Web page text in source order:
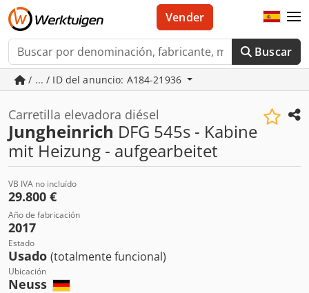
Buscar
Vender
/ ... / ID del anuncio: A184-21936
Carretilla elevadora diésel
Jungheinrich DFG 545s - Kabine
mit Heizung - aufgearbeitet
VB IVA no incluído
29.800 €
Año de fabricación
2017
Estado
Usado (totalmente funcional)
Ubicación
Neuss